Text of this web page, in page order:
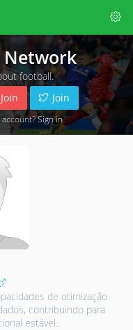
Network
football.
Join Join
account?Sign in
de otimização
contribuindo para
estável..